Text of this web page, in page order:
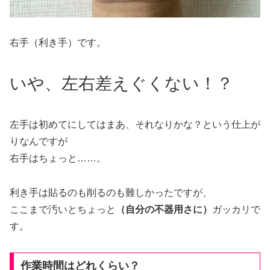
右手（利き手）です。
いや、左右差えぐくない！？
左手は初めてにしてはまあ、それなりかな？という仕上が
りなんですが
右手はちょっと……。
利き手は貼るのも削るのも難しかったですが、
ここまで汚いとちょっと
（自分の不器用さに）
ガッカリで
す。
作業時間はどれくらい？